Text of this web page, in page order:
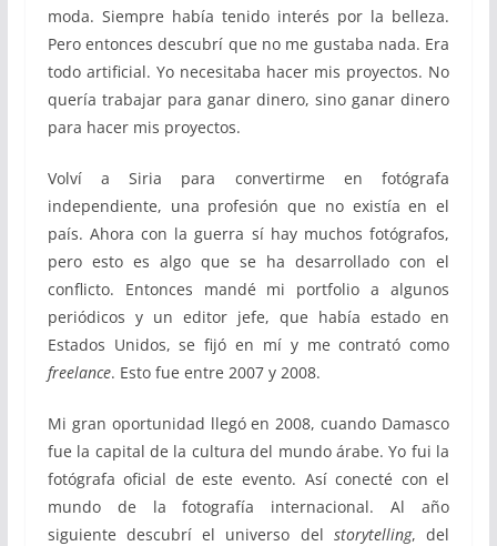
moda. Siempre había tenido interés por la belleza.
Pero entonces descubrí que no me gustaba nada. Era
todo artificial. Yo necesitaba hacer mis proyectos. No
quería trabajar para ganar dinero, sino ganar dinero
para hacer mis proyectos.
Volví a Siria para convertirme en fotógrafa
independiente, una profesión que no existía en el
país. Ahora con la guerra sí hay muchos fotógrafos,
pero esto es algo que se ha desarrollado con el
conflicto. Entonces mandé mi portfolio a algunos
periódicos y un editor jefe, que había estado en
Estados Unidos, se fijó en mí y me contrató como
freelance. Esto fue entre 2007 y 2008.
Mi gran oportunidad llegó en 2008, cuando Damasco
fue la capital de la cultura del mundo árabe. Yo fui la
fotógrafa oficial de este evento. Así conecté con el
mundo de la fotografía internacional. Al año
siguiente descubrí el universo delstorytelling, del